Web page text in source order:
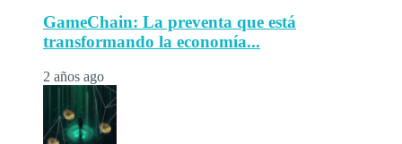
GameChain: La preventa que está
transformando la economía...
2 años ago